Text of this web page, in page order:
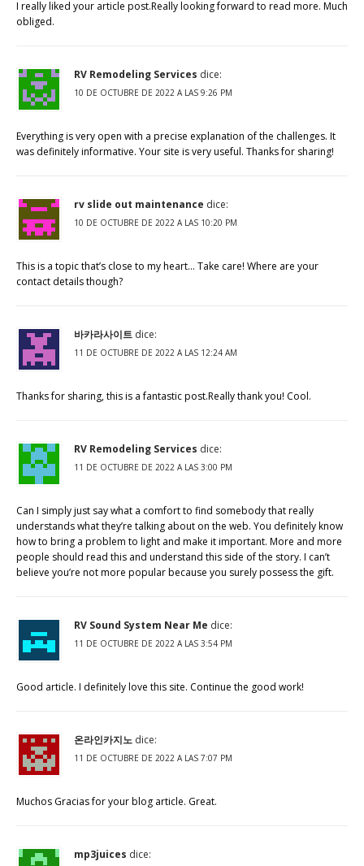
I really liked your article post.Really looking forward to read more. Much
obliged.
RV Remodeling Services dice:
10 DE OCTUBRE DE 2022 A LAS 9:26 PM
Everything is very open with a precise explanation of the challenges. It
was definitely informative. Your site is very useful. Thanks for sharing!
rv slide out maintenance dice:
10 DE OCTUBRE DE 2022 A LAS 10:20 PM
This is a topic that’s close to my heart… Take care! Where are your
contact details though?
바카라사이트 dice:
11 DE OCTUBRE DE 2022 A LAS 12:24 AM
Thanks for sharing, this is a fantastic post.Really thank you! Cool.
RV Remodeling Services dice:
11 DE OCTUBRE DE 2022 A LAS 3:00 PM
Can I simply just say what a comfort to find somebody that really
understands what they’re talking about on the web. You definitely know
how to bring a problem to light and make it important. More and more
people should read this and understand this side of the story. I can’t
believe you’re not more popular because you surely possess the gift.
RV Sound System Near Me dice:
11 DE OCTUBRE DE 2022 A LAS 3:54 PM
Good article. I definitely love this site. Continue the good work!
온라인카지노 dice:
11 DE OCTUBRE DE 2022 A LAS 7:07 PM
Muchos Gracias for your blog article. Great.
mp3juices dice: